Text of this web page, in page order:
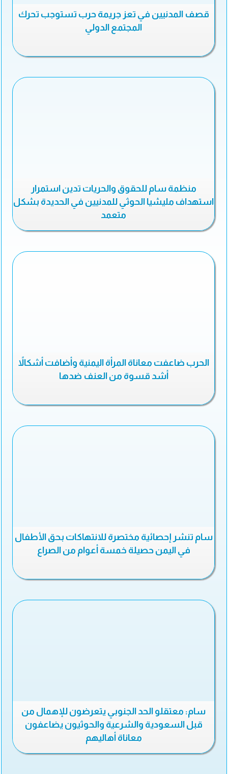
قصف المدنيين في تعز جريمة حرب تستوجب تحرك
المجتمع الدولي
منظمة سام للحقوق والحريات تدين استمرار
استهداف مليشيا الحوثي للمدنيين في الحديدة بشكل
متعمد
الحرب ضاعفت معاناة المرأة اليمنية وأضافت أشكالاً
أشد قسوة من العنف ضدها
سام تنشر إحصائية مختصرة للانتهاكات بحق الأطفال
في اليمن حصيلة خمسة أعوام من الصراع
سام: معتقلو الحد الجنوبي يتعرضون للإهمال من
قبل السعودية والشرعية والحوثيون يضاعفون
معاناة أهاليهم